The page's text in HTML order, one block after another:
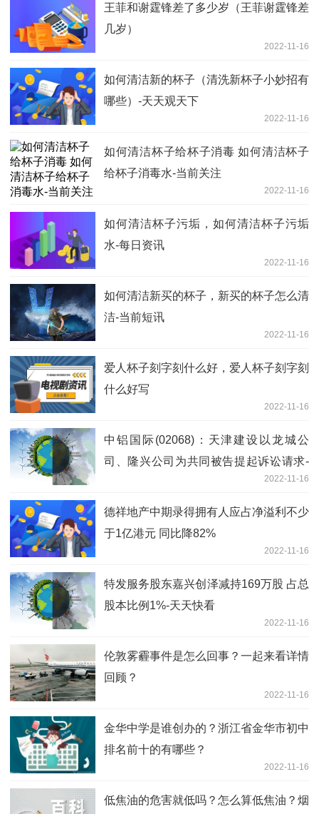
王菲和谢霆锋差了多少岁（王菲谢霆锋差
几岁）
2022-11-16
如何清洁新的杯子（清洗新杯子小妙招有
哪些）-天天观天下
2022-11-16
如何清洁杯子给杯子消毒 如何清洁杯子
给杯子消毒水-当前关注
2022-11-16
如何清洁杯子污垢，如何清洁杯子污垢
水-每日资讯
2022-11-16
如何清洁新买的杯子，新买的杯子怎么清
洁-当前短讯
2022-11-16
爱人杯子刻字刻什么好，爱人杯子刻字刻
什么好写
2022-11-16
中铝国际(02068)：天津建设以龙城公
司、隆兴公司为共同被告提起诉讼请求-
2022-11-16
德祥地产中期录得拥有人应占净溢利不少
于1亿港元 同比降82%
2022-11-16
特发服务股东嘉兴创泽减持169万股 占总
股本比例1%-天天快看
2022-11-16
伦敦雾霾事件是怎么回事？一起来看详情
回顾？
2022-11-16
金华中学是谁创办的？浙江省金华市初中
排名前十的有哪些？
2022-11-16
低焦油的危害就低吗？怎么算低焦油？烟